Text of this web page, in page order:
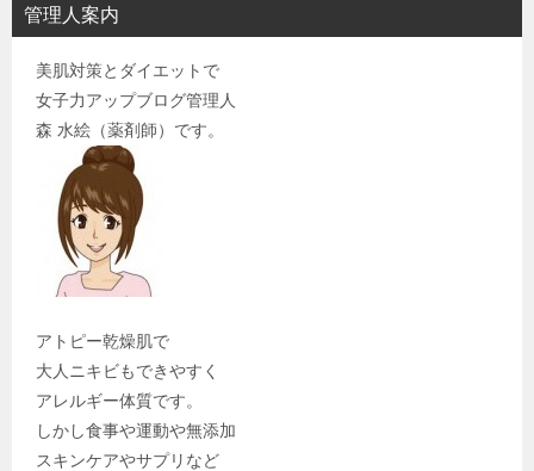
管理人案内
美肌対策とダイエットで
女子力アップブログ管理人
森 水絵（薬剤師）です。
アトピー乾燥肌で
大人ニキビもできやすく
アレルギー体質です。
しかし食事や運動や無添加
スキンケアやサプリなど